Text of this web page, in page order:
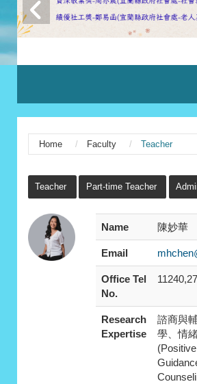
Home Faculty Teacher
Teacher Part-time Teacher
Name 陳妙華
Email
Office Tel
No.
Research
Expertise
諮商與
學、情